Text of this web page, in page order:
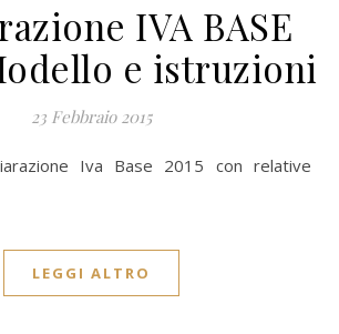
IVA BASE
e istruzioni
23 Febbraio 2015
LEGGI ALTRO